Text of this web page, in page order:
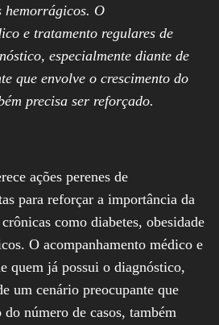
hemorrágicos. O
e tratamento regulares de
especialmente diante de
que envolve o crescimento do
precisa ser reforçado.
ações perenes de
para reforçar a importância da
como diabetes, obesidade
O acompanhamento médico e
quem já possui o diagnóstico,
um cenário preocupante que
número de casos, também